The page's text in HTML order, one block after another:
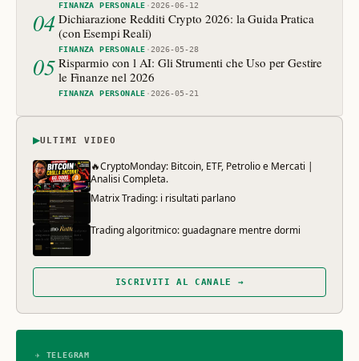
FINANZA PERSONALE ·2026-06-12
04 Dichiarazione Redditi Crypto 2026: la Guida Pratica
(con Esempi Reali)
FINANZA PERSONALE ·2026-05-28
05 Risparmio con l AI: Gli Strumenti che Uso per Gestire
le Finanze nel 2026
FINANZA PERSONALE ·2026-05-21
▶ULTIMI VIDEO
🔥CryptoMonday: Bitcoin, ETF, Petrolio e Mercati |
Analisi Completa.
Matrix Trading: i risultati parlano
Trading algoritmico: guadagnare mentre dormi
ISCRIVITI AL CANALE →
✈ TELEGRAM